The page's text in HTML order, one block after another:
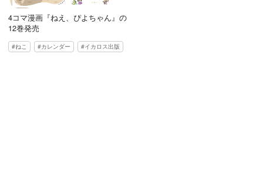
4コマ漫画『ねえ、ぴよちゃん』の
12巻発売
ねこ カレンダー イカロス出版